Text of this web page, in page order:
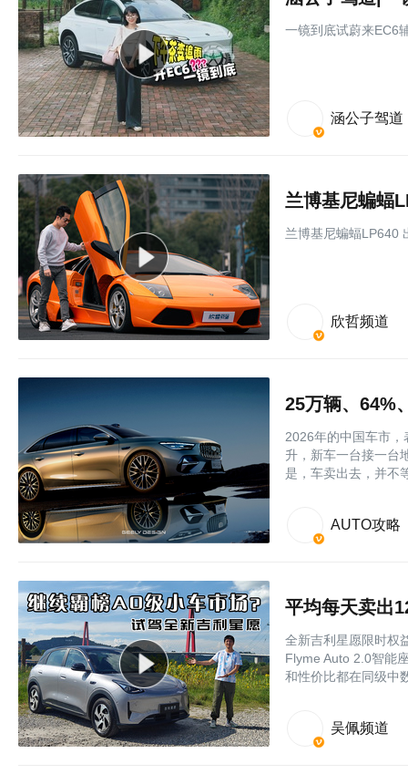
一镜到底试蔚来EC6
涵公子驾道
兰博基尼蝙蝠
兰博基尼蝙蝠LP640
欣哲频道
25万辆、64%
2026年的中国车市
升，新车一台接一台
是，车卖出去，并不
AUTO攻略
平均每天卖出
全新吉利星愿限时权
Flyme Auto 2.0智能
和性价比都在同级中
吴佩频道